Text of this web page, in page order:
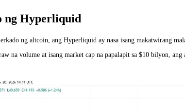
ng Hyperliquid
ng altcoin, ang Hyperliquid ay nasa isang makatwirang
na volume at isang market cap na papalapit sa $10 bilyon,